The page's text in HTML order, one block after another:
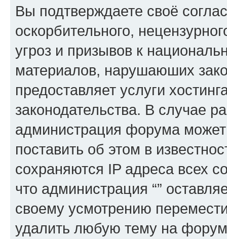
Вы подтверждаете своё
оскорбительного,
угроз и призывов к
материалов, нарушаюших
предоставляет услуги
законодательства. В случае
администрация форума
поставить об этом в
сохраняются IP адреса всех
что администрация “”
своему усмотрению
удалить любую тему на